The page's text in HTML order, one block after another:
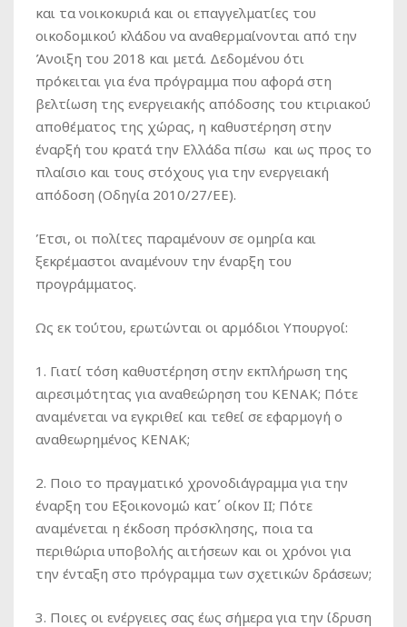
και τα νοικοκυριά και οι επαγγελματίες του
οικοδομικού κλάδου να αναθερμαίνονται από την
Άνοιξη του 2018 και μετά. Δεδομένου ότι
πρόκειται για ένα πρόγραμμα που αφορά στη
βελτίωση της ενεργειακής απόδοσης του κτιριακού
αποθέματος της χώρας, η καθυστέρηση στην
έναρξή του κρατά την Ελλάδα πίσω και ως προς το
πλαίσιο και τους στόχους για την ενεργειακή
απόδοση (Οδηγία 2010/27/ΕΕ).
Έτσι, οι πολίτες παραμένουν σε ομηρία και
ξεκρέμαστοι αναμένουν την έναρξη του
προγράμματος.
Ως εκ τούτου, ερωτώνται οι αρμόδιοι Υπουργοί:
1. Γιατί τόση καθυστέρηση στην εκπλήρωση της
αιρεσιμότητας για αναθεώρηση του ΚΕΝΑΚ; Πότε
αναμένεται να εγκριθεί και τεθεί σε εφαρμογή ο
αναθεωρημένος ΚΕΝΑΚ;
2. Ποιο το πραγματικό χρονοδιάγραμμα για την
έναρξη του Εξοικονομώ κατ΄ οίκον ΙΙ; Πότε
αναμένεται η έκδοση πρόσκλησης, ποια τα
περιθώρια υποβολής αιτήσεων και οι χρόνοι για
την ένταξη στο πρόγραμμα των σχετικών δράσεων;
3. Ποιες οι ενέργειες σας έως σήμερα για την ίδρυση